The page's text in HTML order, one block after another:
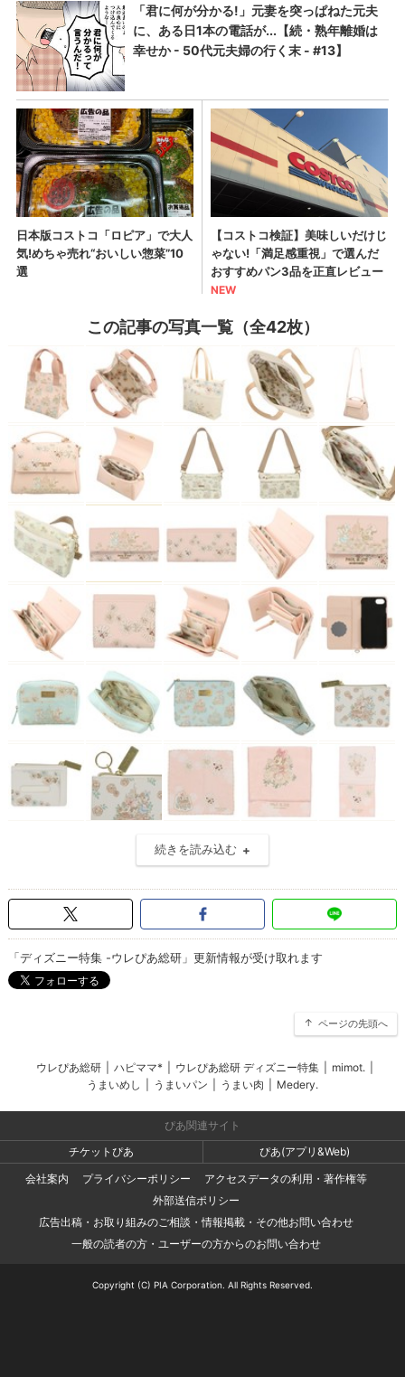
この記事の写真一覧（全42枚）
続きを読み込む
「ディズニー特集 -ウレぴあ総研」更新情報が受け取れます
ページの先頭へ
ウレぴあ総研 ハピママ* ウレぴあ総研 ディズニー特集 mimot.
うまいめし
うまいパン うまい肉 Medery.
ぴあ関連サイト
チケットぴあ
ぴあ(アプリ&Web)
会社案内
プライバシーポリシー
アクセスデータの利用・著作権等
外部送信ポリシー
広告出稿・お取り組みのご相談・情報掲載・その他お問い合わせ
一般の読者の方・ユーザーの方からのお問い合わせ
Copyright (C) PIA Corporation. All Rights Reserved.